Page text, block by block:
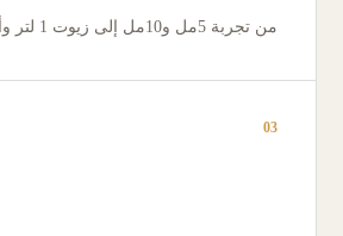
من تجربة 5مل و10مل إلى زيوت 1 لتر وأجهزة التعطير.
03